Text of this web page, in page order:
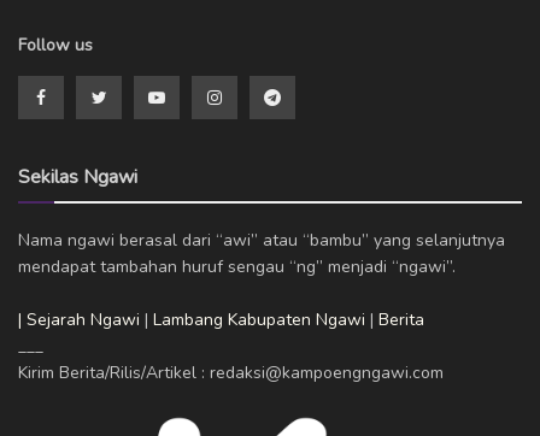
Follow us
Sekilas Ngawi
Nama ngawi berasal dari “awi” atau “bambu” yang selanjutnya
mendapat tambahan huruf sengau “ng” menjadi “ngawi”.
| Sejarah Ngawi | Lambang Kabupaten Ngawi | Berita
___
Kirim Berita/Rilis/Artikel : redaksi@kampoengngawi.com